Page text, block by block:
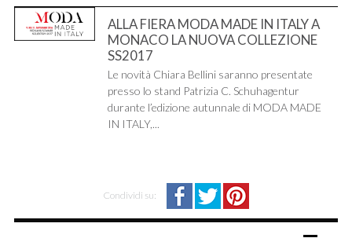
ALLA FIERA MODA MADE IN ITALY A
MONACO LA NUOVA COLLEZIONE
SS2017
Le novità Chiara Bellini saranno presentate
presso lo stand Patrizia C. Schuhagentur
durante l’edizione autunnale di MODA MADE
IN ITALY,...
Condividi su: